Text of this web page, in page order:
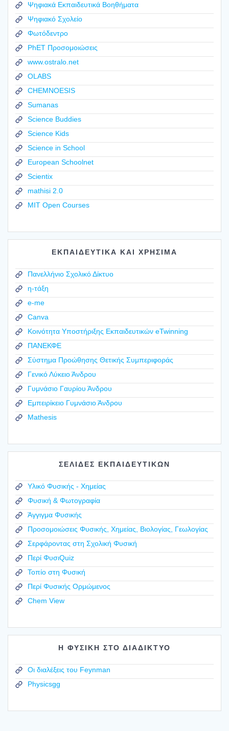
Ψηφιακά Εκπαιδευτικά Βοηθήματα
Ψηφιακό Σχολείο
Φωτόδεντρο
PhET Προσομοιώσεις
www.ostralo.net
OLABS
CHEMNOESIS
Sumanas
Science Buddies
Science Kids
Science in School
European Schoolnet
Scientix
mathisi 2.0
MIT Open Courses
ΕΚΠΑΙΔΕΥΤΙΚΑ ΚΑΙ ΧΡΗΣΙΜΑ
Πανελλήνιο Σχολικό Δίκτυο
η-τάξη
e-me
Canva
Κοινότητα Υποστήριξης Εκπαιδευτικών eTwinning
ΠΑΝΕΚΦΕ
Σύστημα Προώθησης Θετικής Συμπεριφοράς
Γενικό Λύκειο Άνδρου
Γυμνάσιο Γαυρίου Άνδρου
Εμπειρίκειο Γυμνάσιο Άνδρου
Mathesis
ΣΕΛΙΔΕΣ ΕΚΠΑΙΔΕΥΤΙΚΩΝ
Υλικό Φυσικής - Χημείας
Φυσική & Φωτογραφία
Άγγιγμα Φυσικής
Προσομοιώσεις Φυσικής, Χημείας, Βιολογίας, Γεωλογίας
Σερφάροντας στη Σχολική Φυσική
Περί ΦυσιQuiz
Τοπίο στη Φυσική
Περί Φυσικής Ορμώμενος
Chem View
Η ΦΥΣΙΚΗ ΣΤΟ ΔΙΑΔΙΚΤΥΟ
Οι διαλέξεις του Feynman
Physicsgg